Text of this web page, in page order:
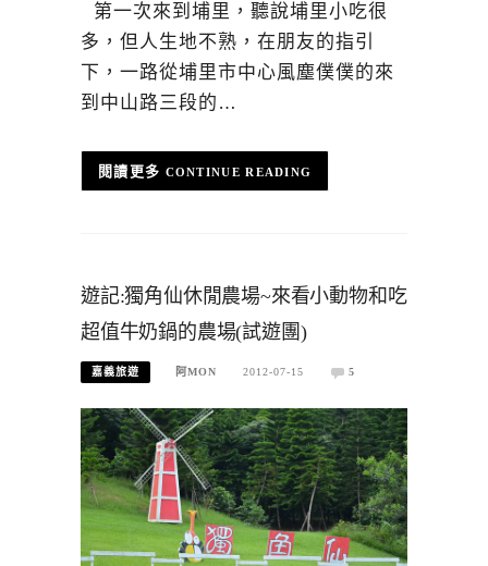
第一次來到埔里，聽說埔里小吃很
多，但人生地不熟，在朋友的指引
下，一路從埔里市中心風塵僕僕的來
到中山路三段的…
CONTINUE READING
遊記:獨角仙休閒農場~來看小動物和吃
超值牛奶鍋的農場(試遊團)
嘉義旅遊 阿MON 2012-07-15 5